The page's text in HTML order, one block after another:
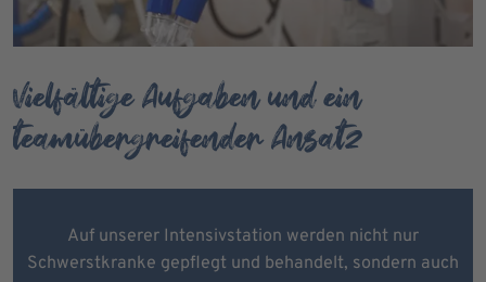
Vielfältige Aufgaben und ein
teamübergreifender Ansatz
Auf unserer Intensivstation werden nicht nur
Schwerstkranke gepflegt und behandelt, sondern auch